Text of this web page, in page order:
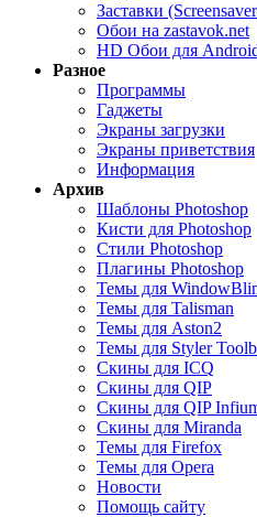
Заставки
Обои на zastavok.net
HD Обои для
Разное
Программы
Гаджеты
Экраны загрузки
Экраны приветствия
Информация
Архив
Шаблоны Photoshop
Кисти для Photoshop
Стили Photoshop
Плагины Photoshop
Темы для
Темы для Talisman
Темы для Aston2
Темы для Styler
Скины для ICQ
Скины для QIP
Скины для QIP
Скины для Miranda
Темы для Firefox
Темы для Opera
Новости
Помощь сайту